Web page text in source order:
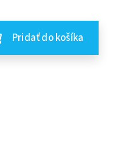
Pridať do košíka